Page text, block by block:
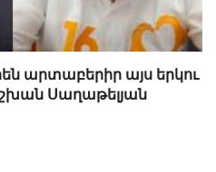
արտաբերիր այս երկու
Սաղաթելյան